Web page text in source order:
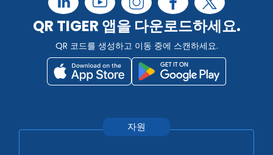
QR TIGER 앱을 다운로드하세요.
QR 코드를 생성하고 이동 중에 스캔하세요.
자원